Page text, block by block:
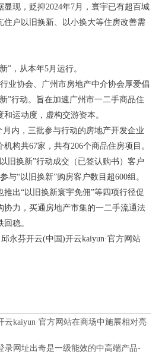
现，贬抑2024年7月，寰宇已有超百城
住户以旧换新、以小换大等住房改善需
”，从本年5月运行。
业协会、广州市房地产中介协会厚爱倡
”行动。旨在加速广州市一二手商品住
运动度，虚构交游资本。
月内，三批参与行动的房地产开发企业
构共67家，共有206个商品住房项目。
旧换新”行动成交（已签认购书）客户
与“以旧换新”购房客户数目超600组。
出“以旧换新寰宇免佣”等四项行径促
协力，买通房地产市集的一二手流通法
稳。
永芬开云(中国)开云kaiyun·官方网站
云kaiyun·官方网站在商场中施展相对亮
录网址出奇是一级能效的中高端产品-